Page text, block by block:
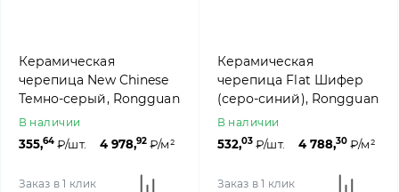
Керамическая
черепица New Chinese
Темно-серый, Rongguan
В наличии
355,64₽/шт. 4 978,92₽/м²
Заказ в 1 клик
Керамическая
черепица Flat Шифер
(серо-синий), Rongguan
В наличии
532,03₽/шт. 4 788,30₽/м²
Заказ в 1 клик